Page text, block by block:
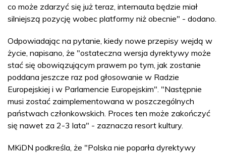
co może zdarzyć się już teraz, internauta będzie miał
silniejszą pozycję wobec platformy niż obecnie" - dodano.
Odpowiadając na pytanie, kiedy nowe przepisy wejdą w
życie, napisano, że "ostateczna wersja dyrektywy może
stać się obowiązującym prawem po tym, jak zostanie
poddana jeszcze raz pod głosowanie w Radzie
Europejskiej i w Parlamencie Europejskim". "Następnie
musi zostać zaimplementowana w poszczególnych
państwach członkowskich. Proces ten może zakończyć
się nawet za 2-3 lata" - zaznacza resort kultury.
MKiDN podkreśla, że "Polska nie poparła dyrektywy